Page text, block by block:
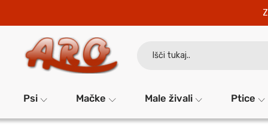
Psi Mačke Male živali Ptice